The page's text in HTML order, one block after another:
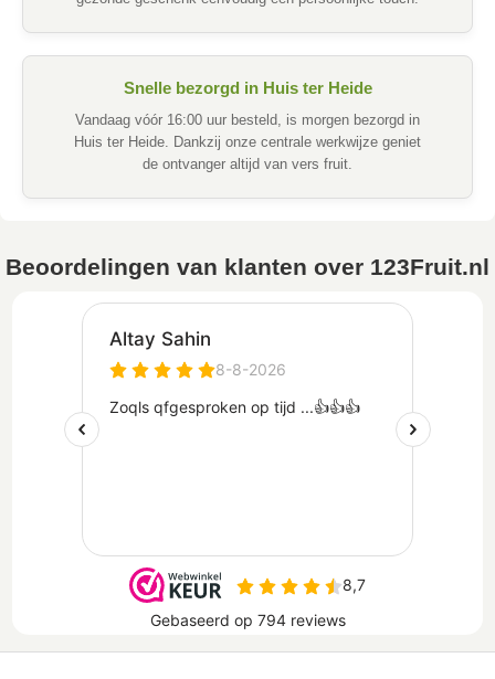
Snelle bezorgd in Huis ter Heide
Vandaag vóór 16:00 uur besteld, is morgen bezorgd in
Huis ter Heide. Dankzij onze centrale werkwijze geniet
de ontvanger altijd van vers fruit.
Beoordelingen van klanten over 123Fruit.nl